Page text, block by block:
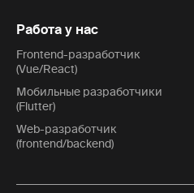
Работа у нас
Frontend-разработчик
(Vue/React)
Мобильные разработчики
(Flutter)
Web-разработчик
(frontend/backend)